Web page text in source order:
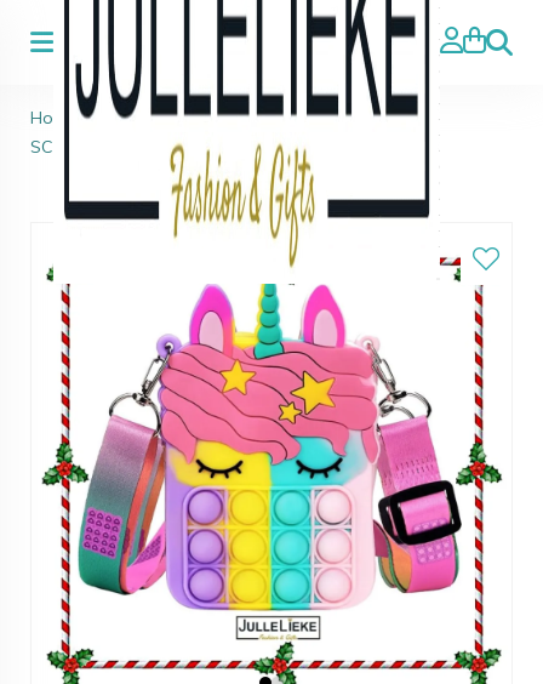
Zoeken
Home > Tassen & Rugzakken> POP-IT UNICORN 2
SCHOUDERTAS PROMO!